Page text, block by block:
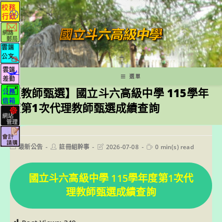
跳
轉
至
主
要
內
容
選單
【教師甄選】國立斗六高級中學 115學年
度第1次代理教師甄選成績查詢
Post最新公告
Post註冊組幹事
Post
modified:
2026-07-08
Reading
0 min(s) read
國立斗六高級中學 115學年度第1次代
理教師甄選成績查詢